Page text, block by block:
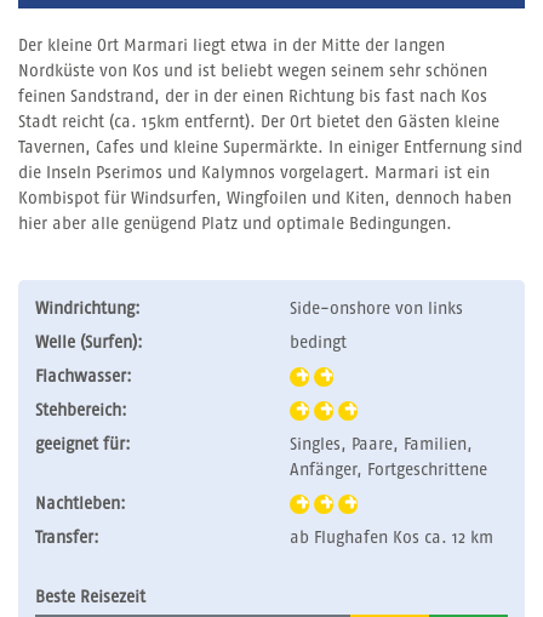
Der kleine Ort Marmari liegt etwa in der Mitte der langen
Nordküste von Kos und ist beliebt wegen seinem sehr schönen
feinen Sandstrand, der in der einen Richtung bis fast nach Kos
Stadt reicht (ca. 15km entfernt). Der Ort bietet den Gästen kleine
Tavernen, Cafes und kleine Supermärkte. In einiger Entfernung sind
die Inseln Pserimos und Kalymnos vorgelagert. Marmari ist ein
Kombispot für Windsurfen, Wingfoilen und Kiten, dennoch haben
hier aber alle genügend Platz und optimale Bedingungen.
Windrichtung:
Side-onshore von links
Welle (Surfen):
bedingt
Flachwasser:
Stehbereich:
geeignet für:
Singles, Paare, Familien,
Anfänger, Fortgeschrittene
Nachtleben:
Transfer:
ab Flughafen Kos ca. 12 km
Beste Reisezeit